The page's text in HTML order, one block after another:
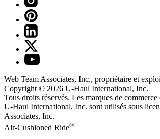
Web Team Associates, Inc., propriétaire et
Copyright © 2026 U-Haul International, Inc.
Tous droits réservés. Les marques de
U-Haul International, Inc. sont utilisés sous
Associates, Inc.
Air-Cushioned Ride®